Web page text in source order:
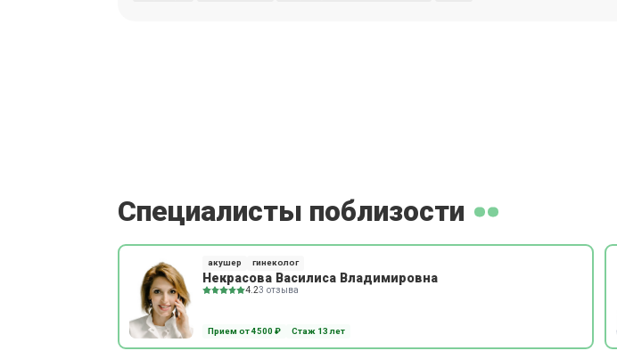
Специалисты поблизости
акушер гинеколог
Некрасова Василиса Владимировна
4.23 отзыва
Прием от 4500 ₽ Стаж 13 лет